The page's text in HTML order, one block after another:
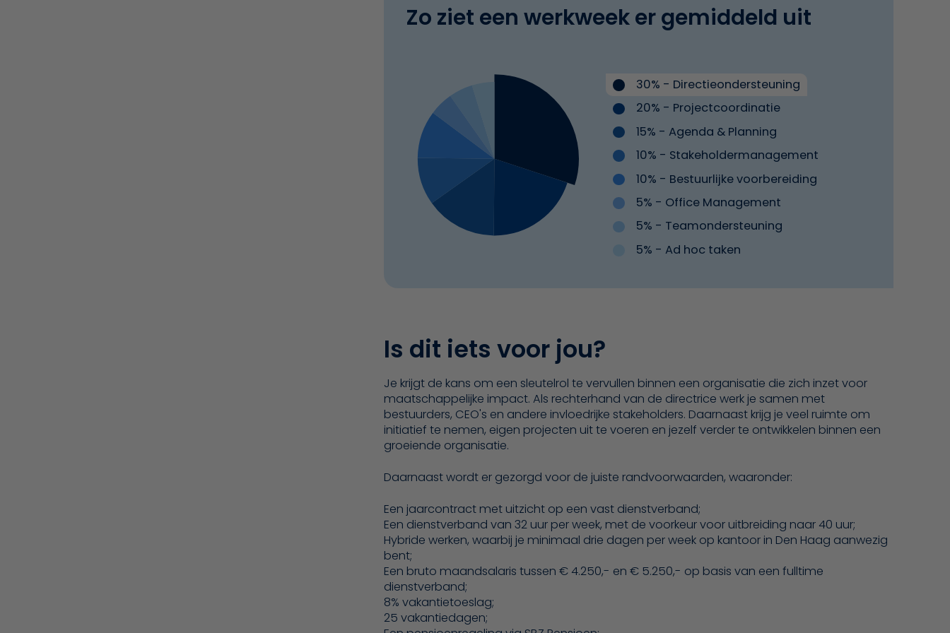
Zo ziet een werkweek er gemiddeld uit
30% - Directieondersteuning
20% - Projectcoordinatie
15% - Agenda & Planning
10% - Stakeholdermanagement
10% - Bestuurlijke voorbereiding
5% - Office Management
5% - Teamondersteuning
5% - Ad hoc taken
Is dit iets voor jou?
Je krijgt de kans om een sleutelrol te vervullen binnen een organisatie die zich inzet voor
maatschappelijke impact. Als rechterhand van de directrice werk je samen met
bestuurders, CEO's en andere invloedrijke stakeholders. Daarnaast krijg je veel ruimte om
initiatief te nemen, eigen projecten uit te voeren en jezelf verder te ontwikkelen binnen een
groeiende organisatie.
Daarnaast wordt er gezorgd voor de juiste randvoorwaarden, waaronder:
Een jaarcontract met uitzicht op een vast dienstverband;
Een dienstverband van 32 uur per week, met de voorkeur voor uitbreiding naar 40 uur;
Hybride werken, waarbij je minimaal drie dagen per week op kantoor in Den Haag aanwezig
bent;
Een bruto maandsalaris tussen € 4.250,- en € 5.250,- op basis van een fulltime
dienstverband;
8% vakantietoeslag;
25 vakantiedagen;